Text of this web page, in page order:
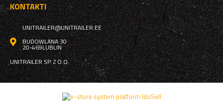
KONTAKTI
UNITRAILER@UNITRAILER.EE
BUDOWLANA 30
20-469LUBLIN
UNITRAILER SP. Z O.O.